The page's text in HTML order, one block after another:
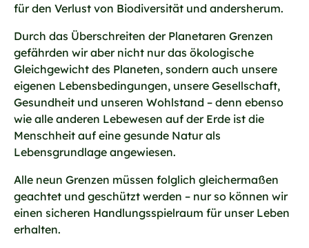
für den Verlust von Biodiversität und andersherum.
Durch das Überschreiten der Planetaren Grenzen
gefährden wir aber nicht nur das ökologische
Gleichgewicht des Planeten, sondern auch unsere
eigenen Lebensbedingungen, unsere Gesellschaft,
Gesundheit und unseren Wohlstand – denn ebenso
wie alle anderen Lebewesen auf der Erde ist die
Menschheit auf eine gesunde Natur als
Lebensgrundlage angewiesen.
Alle neun Grenzen müssen folglich gleichermaßen
geachtet und geschützt werden – nur so können wir
einen sicheren Handlungsspielraum für unser Leben
erhalten.